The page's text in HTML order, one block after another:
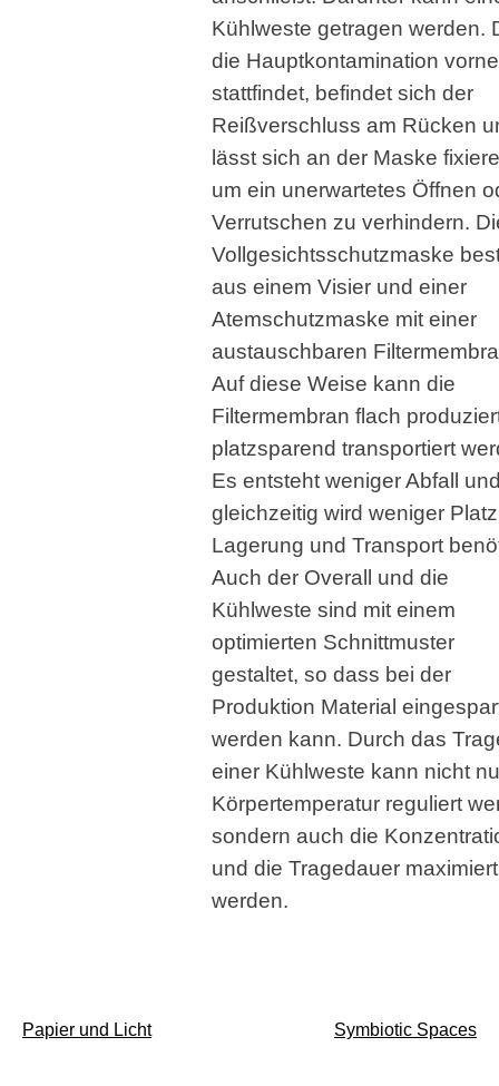
Kühlweste getragen werden.
die Hauptkontamination vorne
stattfindet, befindet sich der
Reißverschluss am Rücken
lässt sich an der Maske
um ein unerwartetes Öffnen
Verrutschen zu verhindern.
Vollgesichtsschutzmaske
aus einem Visier und einer
Atemschutzmaske mit einer
austauschbaren
Auf diese Weise kann die
Filtermembran flach
platzsparend transportiert
Es entsteht weniger Abfall
gleichzeitig wird weniger
Lagerung und Transport
Auch der Overall und die
Kühlweste sind mit einem
optimierten Schnittmuster
gestaltet, so dass bei der
Produktion Material
werden kann. Durch das
einer Kühlweste kann nicht
Körpertemperatur reguliert
sondern auch die
und die Tragedauer maximiert
werden.
Beitragsnavigation
Papier und Licht Symbiotic Spaces